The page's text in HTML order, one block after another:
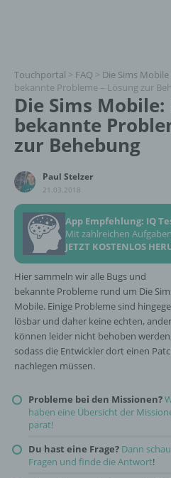
Touchportal > FAQ > Die Sims Mobile
bekannte Probleme – Lösung zur
Die Sims Mobile:
bekannte
zur Behebung
Paul Stelzer
21.03.2018
App Empfehlung: IQ
Mit zahlreichen
JETZT KOSTENLOS
Hier sammeln wir alle Bugs und
bekannte Probleme rund um Die
Mobile. Einige Probleme sind
lösbar und daher keine echten,
können leider nicht behoben werden,
sodass die Entwickler dort einen
nachlegen müssen.
Probleme bei den Missionen?
haben eine Übersicht der
parat!
Du hast eine Frage? Dann
Fragen und finde die Antwort!